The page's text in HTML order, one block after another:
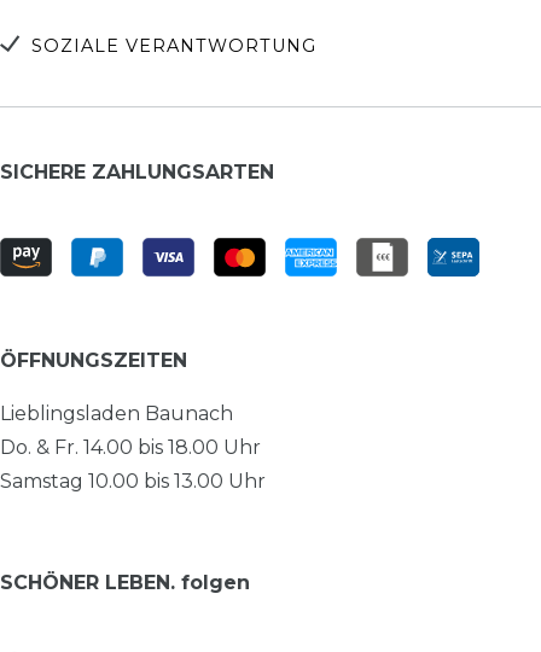
SOZIALE VERANTWORTUNG
SICHERE ZAHLUNGSARTEN
ÖFFNUNGSZEITEN
Lieblingsladen Baunach
Do. & Fr. 14.00 bis 18.00 Uhr
Samstag 10.00 bis 13.00 Uhr
SCHÖNER LEBEN. folgen